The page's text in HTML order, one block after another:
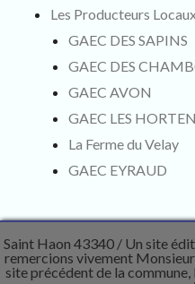
Les Producteurs
GAEC DES SAPINS
GAEC DES
GAEC AVON
GAEC LES
La Ferme du Velay
GAEC EYRAUD
Saint Haon 43340
Un site
remercions vivement
site précédent de la